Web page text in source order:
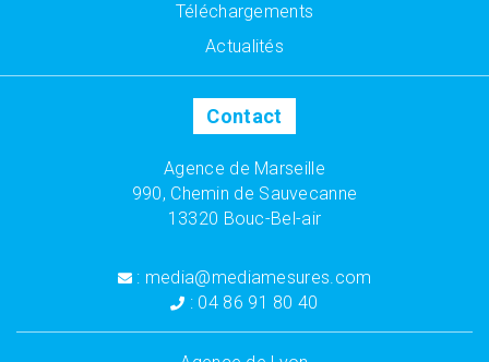
Téléchargements
Actualités
Contact
Agence de Marseille
990, Chemin de Sauvecanne
13320 Bouc-Bel-air
: media@mediamesures.com
: 04 86 91 80 40